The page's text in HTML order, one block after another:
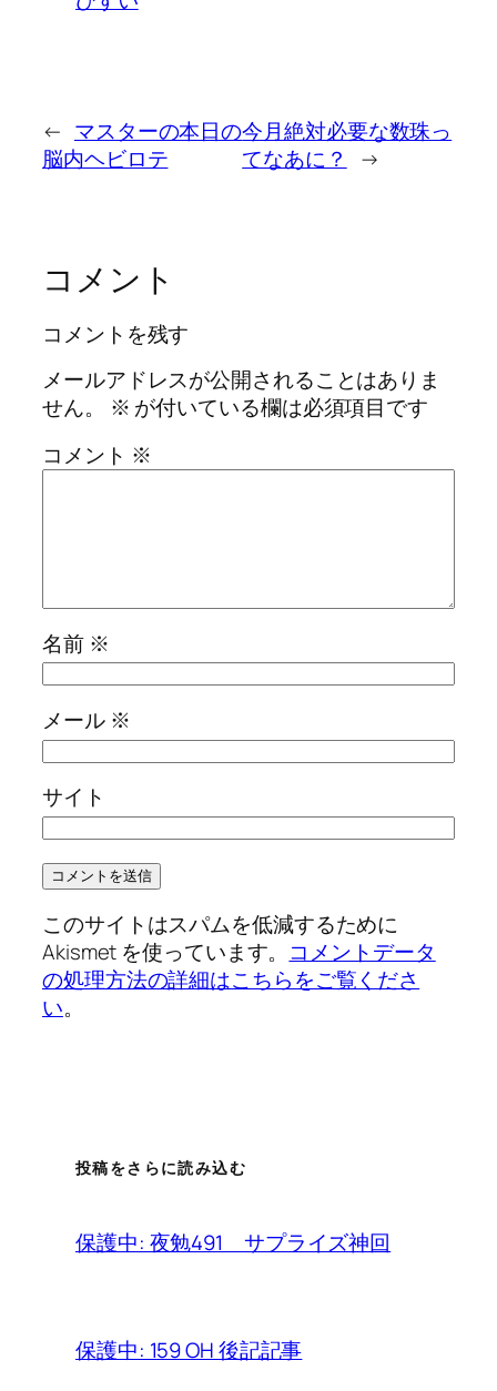
← マスターの本日の
脳内ヘビロテ
今月絶対必要な数珠っ
てなあに？
→
コメント
コメントを残す
メールアドレスが公開されることはありま
せん。
※ が付いている欄は必須項目です
コメント ※
名前 ※
メール ※
サイト
このサイトはスパムを低減するために
Akismet を使っています。 コメントデータ
の処理方法の詳細はこちらをご覧くださ
い。
投稿をさらに読み込む
保護中: 夜勉491 サプライズ神回
保護中: 159 OH 後記記事